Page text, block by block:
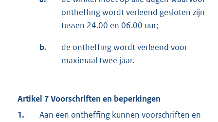
ontheffing wordt verleend gesloten zijn
tussen 24.00 en 06.00 uur;
b.
de ontheffing wordt verleend voor
maximaal twee jaar.
Artikel 7 Voorschriften en beperkingen
1.
Aan een ontheffing kunnen voorschriften en